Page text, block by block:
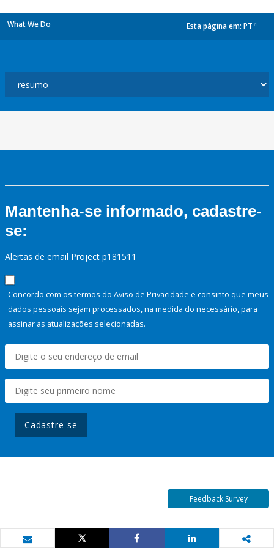
What We Do Esta página em: PT
Mantenha-se informado, cadastre-
se:
Alertas de email Project p181511
Concordo com os termos do Aviso de Privacidade e consinto que meus
dados pessoais sejam processados, na medida do necessário, para
assinar as atualizações selecionadas.
Cadastre-se
Feedback Survey